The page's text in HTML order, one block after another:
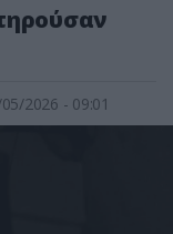
2026 - 09:01